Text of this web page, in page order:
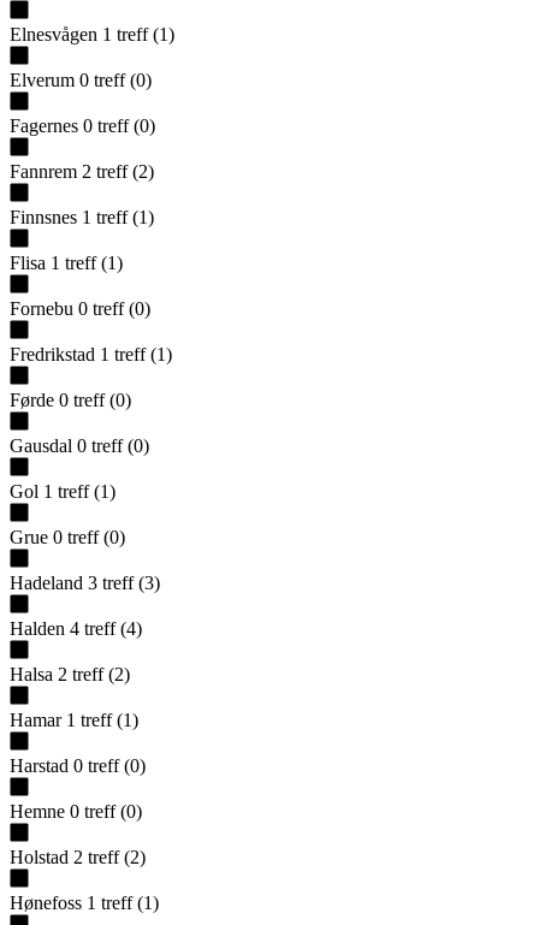
Elnesvågen 1 treff (1)
Elverum 0 treff (0)
Fagernes 0 treff (0)
Fannrem 2 treff (2)
Finnsnes 1 treff (1)
Flisa 1 treff (1)
Fornebu 0 treff (0)
Fredrikstad 1 treff (1)
Førde 0 treff (0)
Gausdal 0 treff (0)
Gol 1 treff (1)
Grue 0 treff (0)
Hadeland 3 treff (3)
Halden 4 treff (4)
Halsa 2 treff (2)
Hamar 1 treff (1)
Harstad 0 treff (0)
Hemne 0 treff (0)
Holstad 2 treff (2)
Hønefoss 1 treff (1)